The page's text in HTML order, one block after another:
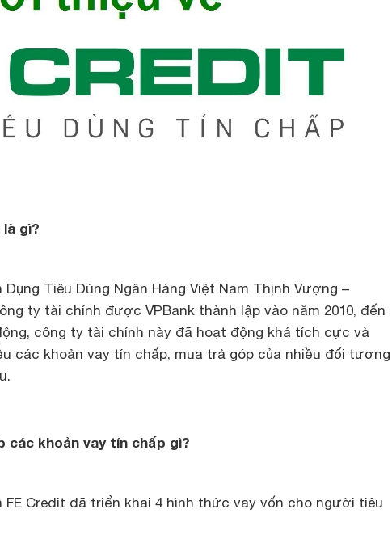
gì?
Dụng Tiêu Dùng Ngân Hàng Việt Nam Thịnh Vượng –
ty tài chính được VPBank thành lập vào năm 2010, đến
công ty tài chính này đã hoạt động khá tích cực và
các khoản vay tín chấp, mua trả góp của nhiều đối tượng
các khoản vay tín chấp gì?
FE Credit đã triển khai 4 hình thức vay vốn cho người tiêu